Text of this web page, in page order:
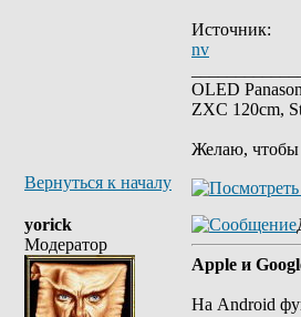
Источник:
nv
OLED
ZXC 120cm,
Желаю, чтобы
Вернуться к началу
yorick
Модератор
Apple и
На Android